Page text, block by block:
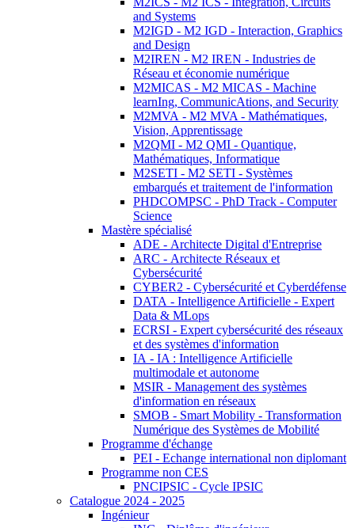
and Systems
M2IGD - M2 IGD - Interaction, Graphics
and Design
M2IREN - M2 IREN - Industries de
Réseau et économie numérique
M2MICAS - M2 MICAS - Machine
learnIng, CommunicAtions, and Security
M2MVA - M2 MVA - Mathématiques,
Vision, Apprentissage
M2QMI - M2 QMI - Quantique,
Mathématiques, Informatique
M2SETI - M2 SETI - Systèmes
embarqués et traitement de l'information
PHDCOMPSC - PhD Track - Computer
Science
Mastère spécialisé
ADE - Architecte Digital d'Entreprise
ARC - Architecte Réseaux et
Cybersécurité
CYBER2 - Cybersécurité et Cyberdéfense
DATA - Intelligence Artificielle - Expert
Data & MLops
ECRSI - Expert cybersécurité des réseaux
et des systèmes d'information
IA - IA : Intelligence Artificielle
multimodale et autonome
MSIR - Management des systèmes
d'information en réseaux
SMOB - Smart Mobility - Transformation
Numérique des Systèmes de Mobilité
Programme d'échange
PEI - Echange international non diplomant
Programme non CES
PNCIPSIC - Cycle IPSIC
Catalogue 2024 - 2025
Ingénieur